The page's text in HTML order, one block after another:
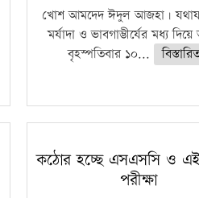
খোশ আমদেদ ঈদুল আজহা।
মর্যাদা ও ভাবগাম্ভীর্যের মধ্য
বৃহস্পতিবার ১০...
কঠোর হচ্ছে এসএসসি ও
পরীক্ষা